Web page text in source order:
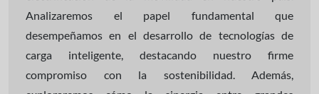
Analizaremos el papel fundamental que
desempeñamos en el desarrollo de tecnologías de
carga inteligente, destacando nuestro firme
compromiso con la sostenibilidad. Además,